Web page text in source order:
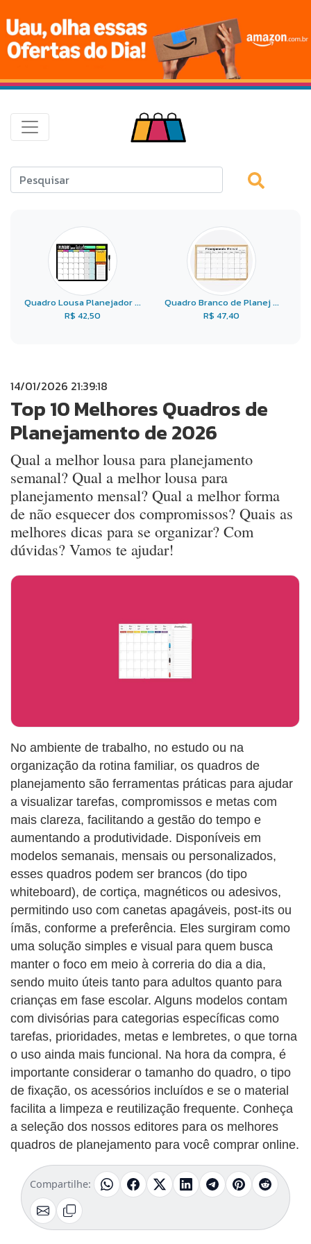
Quadro Lousa Planejador ...
R$ 42,50
Quadro Branco de Planej ...
R$ 47,40
14/01/2026 21:39:18
Top 10 Melhores Quadros de
Planejamento de 2026
Qual a melhor lousa para planejamento
semanal? Qual a melhor lousa para
planejamento mensal? Qual a melhor forma
de não esquecer dos compromissos? Quais as
melhores dicas para se organizar? Com
dúvidas? Vamos te ajudar!
No ambiente de trabalho, no estudo ou na
organização da rotina familiar, os quadros de
planejamento são ferramentas práticas para ajudar
a visualizar tarefas, compromissos e metas com
mais clareza, facilitando a gestão do tempo e
aumentando a produtividade. Disponíveis em
modelos semanais, mensais ou personalizados,
esses quadros podem ser brancos (do tipo
whiteboard), de cortiça, magnéticos ou adesivos,
permitindo uso com canetas apagáveis, post-its ou
ímãs, conforme a preferência. Eles surgiram como
uma solução simples e visual para quem busca
manter o foco em meio à correria do dia a dia,
sendo muito úteis tanto para adultos quanto para
crianças em fase escolar. Alguns modelos contam
com divisórias para categorias específicas como
tarefas, prioridades, metas e lembretes, o que torna
o uso ainda mais funcional. Na hora da compra, é
importante considerar o tamanho do quadro, o tipo
de fixação, os acessórios incluídos e se o material
facilita a limpeza e reutilização frequente. Conheça
a seleção dos nossos editores para os melhores
quadros de planejamento para você comprar online.
Compartilhe: